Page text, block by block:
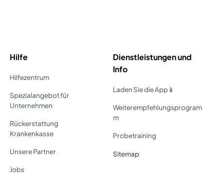
Hilfe
Hilfezentrum
Spezialangebot für
Unternehmen
Rückerstattung
Krankenkasse
Unsere Partner
Jobs
Dienstleistungen und
Info
Laden Sie die App📱
Weiterempfehlungsprogram
m
Probetraining
Sitemap